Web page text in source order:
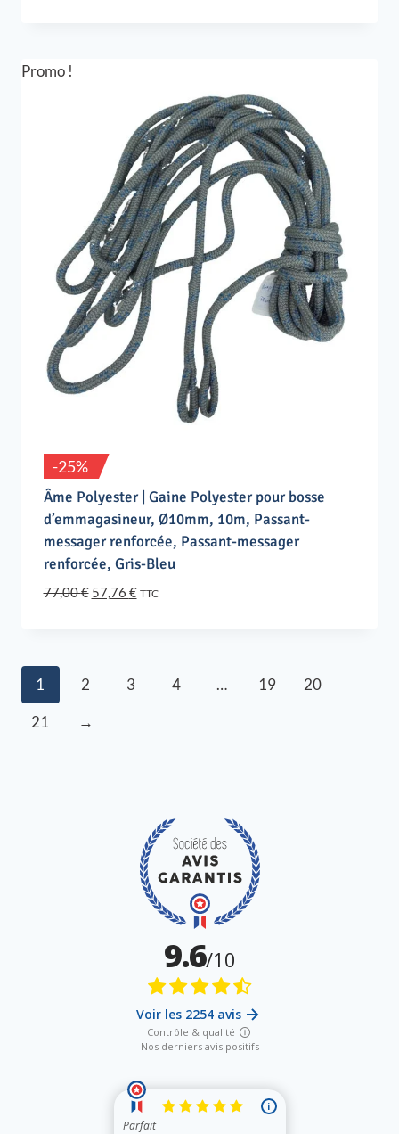
Promo !
-25%
Âme Polyester | Gaine Polyester pour bosse
d’emmagasineur, Ø10mm, 10m, Passant-
messager renforcée, Passant-messager
renforcée, Gris-Bleu
77,00€ Le
57,76 €Le
TTC
1 2 3 4 … 19
20
21
→